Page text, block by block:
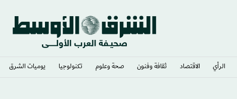
الرأي الاقتصاد ثقافة وفنون صحة وعلوم تكنولوجيا يوميات الشرق​